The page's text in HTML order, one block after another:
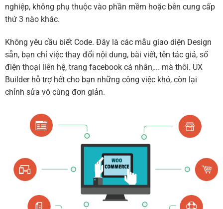
nghiệp, không phụ thuộc vào phần mềm hoặc bên cung cấp
thứ 3 nào khác.
Không yêu cầu biết Code. Đây là các mẫu giao diện Design
sẵn, bạn chỉ việc thay đổi nội dung, bài viết, tên tác giả, số
điện thoại liên hệ, trang facebook cá nhân,... mà thôi. UX
Builder hỗ trợ hết cho bạn những công việc khó, còn lại
chỉnh sửa vô cùng đơn giản.